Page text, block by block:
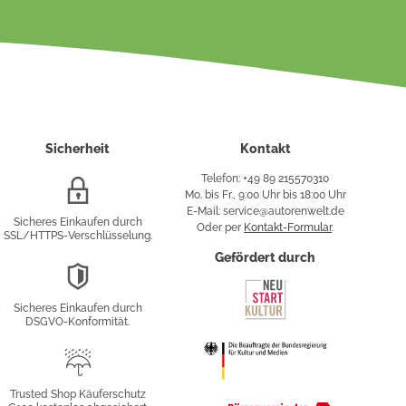
Sicherheit
Verschlüsselung
Sicheres Einkaufen durch
SSL/HTTPS-Verschlüsselung.
Sicheres Einkaufen durch
DSGVO-Konformität.
Trusted Shop Käuferschutz
Kontakt
Telefon: +49 89 215570310
Mo. bis Fr., 9:00 Uhr bis 18:00 Uhr
E-Mail: service@autorenwelt.de
Oder per Kontakt-Formular.
Gefördert durch